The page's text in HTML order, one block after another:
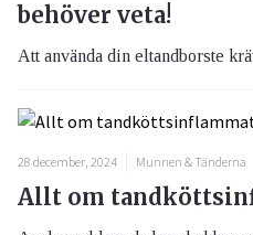
behöver veta!
Att använda din eltandborste
28 december, 2024 Munnen & Tänderna
Allt om